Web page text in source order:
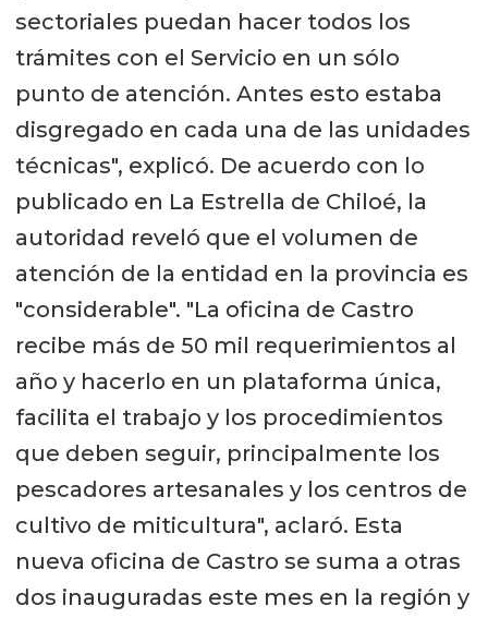
sectoriales puedan hacer todos los
trámites con el Servicio en un sólo
punto de atención. Antes esto estaba
disgregado en cada una de las unidades
técnicas", explicó. De acuerdo con lo
publicado en La Estrella de Chiloé, la
autoridad reveló que el volumen de
atención de la entidad en la provincia es
"considerable". "La oficina de Castro
recibe más de 50 mil requerimientos al
año y hacerlo en un plataforma única,
facilita el trabajo y los procedimientos
que deben seguir, principalmente los
pescadores artesanales y los centros de
cultivo de miticultura", aclaró. Esta
nueva oficina de Castro se suma a otras
dos inauguradas este mes en la región y